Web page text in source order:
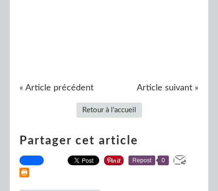
« Article précédent Article suivant »
Retour à l'accueil
Partager cet article
Repost 0